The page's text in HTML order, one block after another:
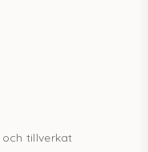
tillverkat